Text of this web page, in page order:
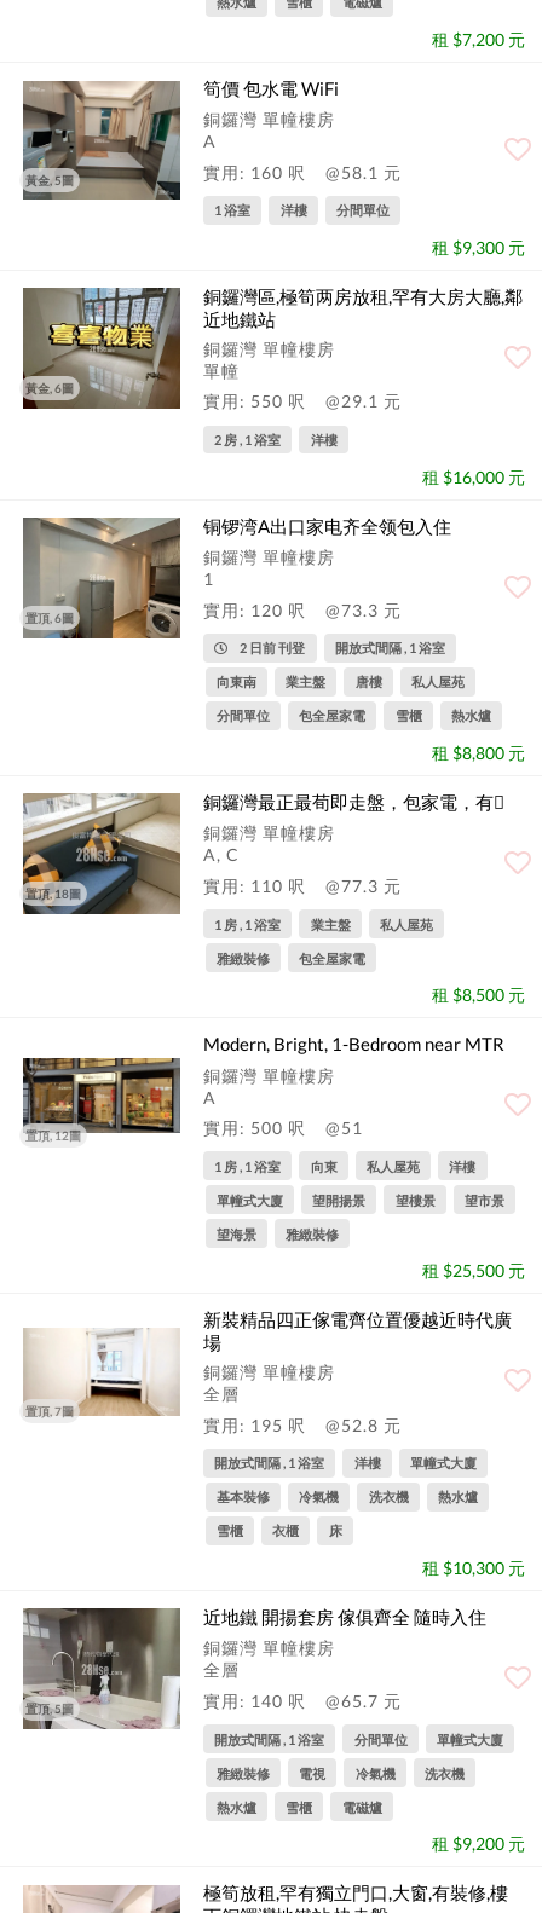
租 $7,200 元
黃金, 5圖
筍價 包水電 WiFi
銅鑼灣 單幢樓房
A
實用: 160 呎
@58.1 元
1 浴室 洋樓 分間單位
租 $9,300 元
黃金, 6圖
銅鑼灣區,極筍两房放租,罕有大房大廳,鄰
近地鐵站
銅鑼灣 單幢樓房
單幢
實用: 550 呎
@29.1 元
2 房 , 1 浴室 洋樓
租 $16,000 元
置頂, 6圖
铜锣湾A出口家电齐全领包入住
銅鑼灣 單幢樓房
1
實用: 120 呎
@73.3 元
2 日前 刊登 開放式間隔 , 1 浴室
向東南 業主盤 唐樓 私人屋苑
分間單位 包全屋家電 雪櫃 熱水爐
租 $8,800 元
置頂, 18圖
銅鑼灣最正最荀即走盤，包家電，有
銅鑼灣 單幢樓房
A, C
實用: 110 呎
@77.3 元
1 房 , 1 浴室 業主盤 私人屋苑
雅緻裝修 包全屋家電
租 $8,500 元
置頂, 12圖
Modern, Bright, 1-Bedroom near MTR
銅鑼灣 單幢樓房
A
實用: 500 呎
@51
1 房 , 1 浴室 向東 私人屋苑 洋樓
單幢式大廈 望開揚景 望樓景 望市景
望海景 雅緻裝修
租 $25,500 元
置頂, 7圖
新裝精品四正傢電齊位置優越近時代廣
場
銅鑼灣 單幢樓房
全層
實用: 195 呎
@52.8 元
開放式間隔 , 1 浴室 洋樓 單幢式大廈
基本裝修 冷氣機 洗衣機 熱水爐
雪櫃 衣櫃 床
租 $10,300 元
置頂, 5圖
近地鐵 開揚套房 傢俱齊全 隨時入住
銅鑼灣 單幢樓房
全層
實用: 140 呎
@65.7 元
開放式間隔 , 1 浴室 分間單位 單幢式大廈
雅緻裝修 電視 冷氣機 洗衣機
熱水爐 雪櫃 電磁爐
租 $9,200 元
極筍放租,罕有獨立門口,大窗,有裝修,樓